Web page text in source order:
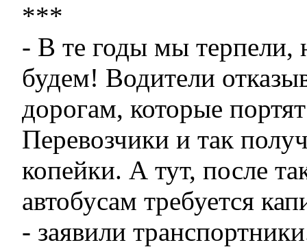
***
- В те годы мы терпели,
будем! Водители
дорогам, которые
Перевозчики и так
копейки. А тут, после
автобусам требуется
- заявили